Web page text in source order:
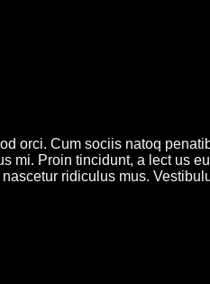
orci. Cum sociis natoq
mi. Proin tincidunt, a lect us
ridiculus mus.